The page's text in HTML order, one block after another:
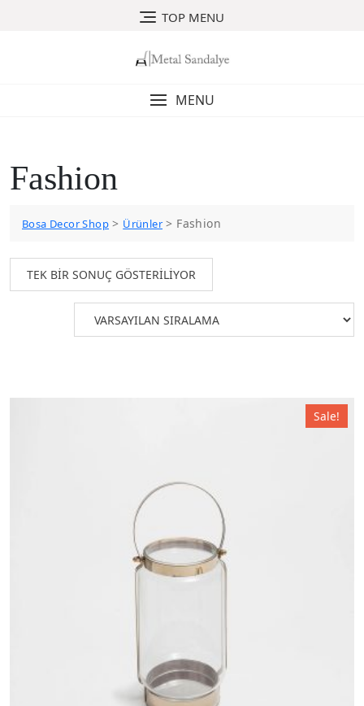
TOP MENU
MENU
Fashion
Bosa Decor Shop > Ürünler> Fashion
TEK BIR SONUÇ GÖSTERILIYOR
Sale!